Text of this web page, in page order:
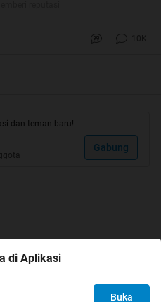
10K
dan teman baru!
Gabung
di Aplikasi
Buka